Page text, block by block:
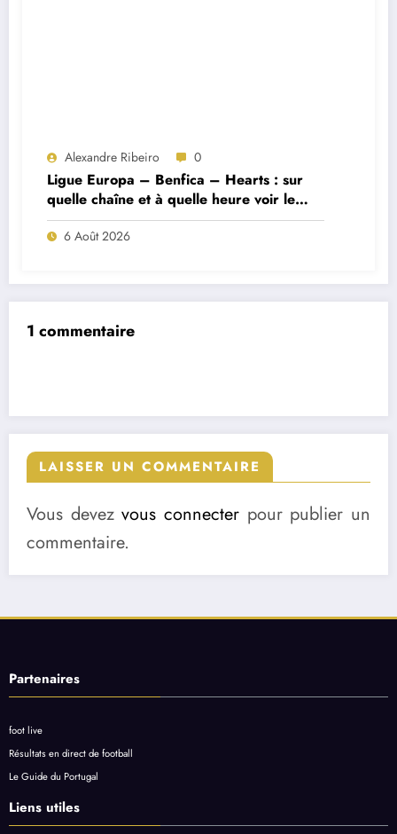
Alexandre Ribeiro 0
Ligue Europa – Benfica – Hearts : sur
quelle chaîne et à quelle heure voir le
match ?
6 Août 2026
1 commentaire
LAISSER UN COMMENTAIRE
Vous devezvous connecter pour publier un
commentaire.
Partenaires
foot live
Résultats en direct de football
Le Guide du Portugal
Liens utiles